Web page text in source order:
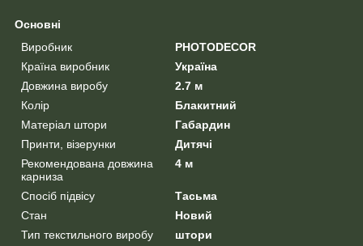
Основні
Виробник
PHOTODECOR
Країна виробник
Україна
Довжина виробу
2.7 м
Колір
Блакитний
Матеріал штори
Габардин
Принти, візерунки
Дитячі
Рекомендована довжина
карниза
4 м
Спосіб підвісу
Тасьма
Стан
Новий
Тип текстильного виробу
штори